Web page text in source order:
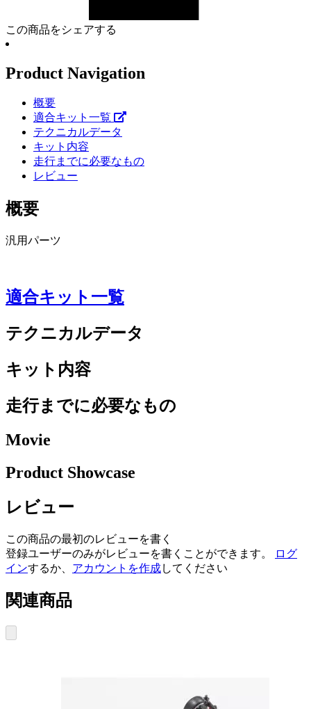
この商品をシェアする
Product Navigation
概要
適合キット一覧
テクニカルデータ
キット内容
走行までに必要なもの
レビュー
概要
汎用パーツ
適合キット一覧
テクニカルデータ
キット内容
走行までに必要なもの
Movie
Product Showcase
レビュー
この商品の最初のレビューを書く
登録ユーザーのみがレビューを書くことができます。
ログ
インするか、 アカウントを作成してください
関連商品